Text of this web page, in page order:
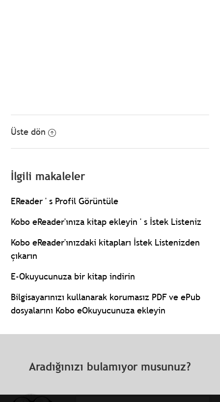
Üste dön
İlgili makaleler
EReader ' s Profil Görüntüle
Kobo eReader'ınıza kitap ekleyin ' s İstek Listeniz
Kobo eReader'ınızdaki kitapları İstek Listenizden
çıkarın
E-Okuyucunuza bir kitap indirin
Bilgisayarınızı kullanarak korumasız PDF ve ePub
dosyalarını Kobo eOkuyucunuza ekleyin
Aradığınızı bulamıyor musunuz?